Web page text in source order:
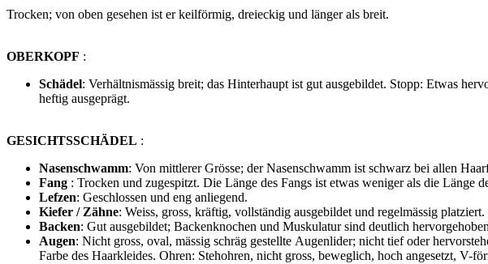
Trocken; von oben gesehen ist er keilförmig, dreieckig und länger als breit.
OBERKOPF :
Schädel: Verhältnismässig breit; das Hinterhaupt ist gut ausgebildet. Stopp: Etwas
heftig ausgeprägt.
GESICHTSSCHÄDEL :
Nasenschwamm: Von mittlerer Grösse; der Nasenschwamm ist schwarz bei allen
Fang : Trocken und zugespitzt. Die Länge des Fangs ist etwas weniger als die
Lefzen: Geschlossen und eng anliegend.
Kiefer / Zähne: Weiss, gross, kräftig, vollständig ausgebildet und regelmässig
Backen: Gut ausgebildet; Backenknochen und Muskulatur sind deutlich
Augen: Nicht gross, oval, mässig schräg gestellte Augenlider; nicht tief oder
Farbe des Haarkleides. Ohren: Stehohren, nicht gross, beweglich, hoch angesetzt, V-